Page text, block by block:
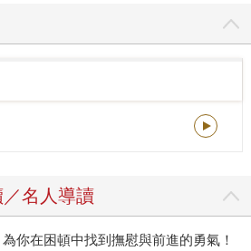
「流行口號」的魔力，內容則有著
，而《我可能錯了》也有著同樣的
的書。 這本書在農曆年前上架，印
幸運的，我們即時得到當今古巴重
托馬斯．桑切斯授權畫作《崇敬》
封（連諾貝爾文學獎得主馬奎斯也
親身體驗，文字飽含真實的穿透
的智慧……《我可能錯了》像一句
、家人跳脫爭吵或冷戰。」 《我可
名人導讀
你在困頓中找到撫慰與前進的勇氣！